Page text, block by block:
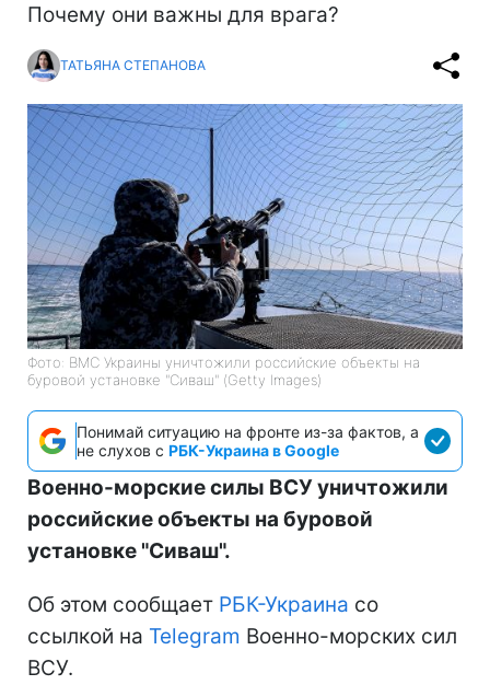
Почему они важны для врага?
ТАТЬЯНА СТЕПАНОВА
Фото: ВМС Украины уничтожили российские объекты на
буровой установке "Сиваш" (Getty Images)
Понимай ситуацию на фронте из-за фактов, а
не слухов с РБК-Украина в Google
Военно-морские силы ВСУ уничтожили
российские объекты на буровой
установке "Сиваш".
Об этом сообщает РБК-Украина со
ссылкой на Telegram Военно-морских сил
ВСУ.